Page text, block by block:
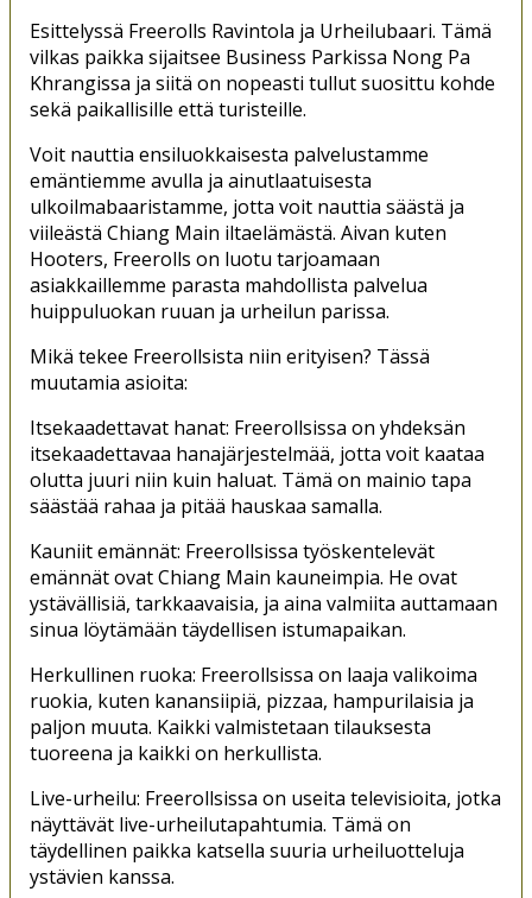
Esittelyssä Freerolls Ravintola ja Urheilubaari. Tämä
vilkas paikka sijaitsee Business Parkissa Nong Pa
Khrangissa ja siitä on nopeasti tullut suosittu kohde
sekä paikallisille että turisteille.
Voit nauttia ensiluokkaisesta palvelustamme
emäntiemme avulla ja ainutlaatuisesta
ulkoilmabaaristamme, jotta voit nauttia säästä ja
viileästä Chiang Main iltaelämästä. Aivan kuten
Hooters, Freerolls on luotu tarjoamaan
asiakkaillemme parasta mahdollista palvelua
huippuluokan ruuan ja urheilun parissa.
Mikä tekee Freerollsista niin erityisen? Tässä
muutamia asioita:
Itsekaadettavat hanat: Freerollsissa on yhdeksän
itsekaadettavaa hanajärjestelmää, jotta voit kaataa
olutta juuri niin kuin haluat. Tämä on mainio tapa
säästää rahaa ja pitää hauskaa samalla.
Kauniit emännät: Freerollsissa työskentelevät
emännät ovat Chiang Main kauneimpia. He ovat
ystävällisiä, tarkkaavaisia, ja aina valmiita auttamaan
sinua löytämään täydellisen istumapaikan.
Herkullinen ruoka: Freerollsissa on laaja valikoima
ruokia, kuten kanansiipiä, pizzaa, hampurilaisia ja
paljon muuta. Kaikki valmistetaan tilauksesta
tuoreena ja kaikki on herkullista.
Live-urheilu: Freerollsissa on useita televisioita, jotka
näyttävät live-urheilutapahtumia. Tämä on
täydellinen paikka katsella suuria urheiluotteluja
ystävien kanssa.